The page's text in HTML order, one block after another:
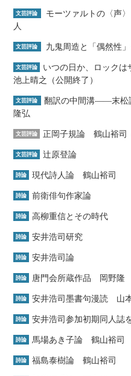
文芸評論
モーツァルトの〈声
人
文芸評論 九鬼周造と「偶然性
文芸評論
いつの日か、ロック
池上晴之（公開終了）
文芸評論
翻訳の中間溝――末松
隆弘
文芸評論 正岡子規論 鶴山裕司
文芸評論 辻原登論
詩論 現代詩人論 鶴山裕司
詩論 前衛俳句作家論
詩論 高柳重信とその時代
詩論 安井浩司研究
詩論 安井浩司論
詩論 唐門会所蔵作品 岡野隆
詩論 安井浩司墨書句漫読 山
詩論 安井浩司参加初期同人
詩論 馬場あき子論 鶴山裕司
詩論 福島泰樹論 鶴山裕司